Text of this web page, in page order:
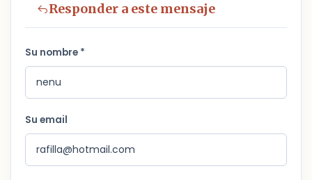
Responder a este mensaje
Su nombre *
Su email